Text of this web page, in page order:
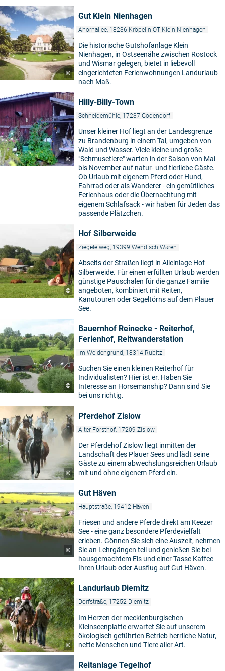
©
Gut Klein Nienhagen
Ahornallee, 18236 Kröpelin OT Klein Nienhagen
Die historische Gutshofanlage Klein
Nienhagen, in Ostseenähe zwischen Rostock
und Wismar gelegen, bietet in liebevoll
eingerichteten Ferienwohnungen Landurlaub
nach Maß.
©
Hilly-Billy-Town
Schneidemühle, 17237 Godendorf
Unser kleiner Hof liegt an der Landesgrenze
zu Brandenburg in einem Tal, umgeben von
Wald und Wasser. Viele kleine und große
"Schmusetiere" warten in der Saison von Mai
bis November auf natur- und tierliebe Gäste.
Ob Urlaub mit eigenem Pferd oder Hund,
Fahrrad oder als Wanderer - ein gemütliches
Ferienhaus oder die Übernachtung mit
eigenem Schlafsack - wir haben für Jeden das
passende Plätzchen.
©
Hof Silberweide
Ziegeleiweg, 19399 Wendisch Waren
Abseits der Straßen liegt in Alleinlage Hof
Silberweide. Für einen erfüllten Urlaub werden
günstige Pauschalen für die ganze Familie
angeboten, kombiniert mit Reiten,
Kanutouren oder Segeltörns auf dem Plauer
See.
©
Bauernhof Reinecke - Reiterhof,
Ferienhof, Reitwanderstation
Im Weidengrund, 18314 Rubitz
Suchen Sie einen kleinen Reiterhof für
Individualisten? Hier ist er. Haben Sie
Interesse an Horsemanship? Dann sind Sie
bei uns richtig.
©
Pferdehof Zislow
Alter Forsthof, 17209 Zislow
Der Pferdehof Zislow liegt inmitten der
Landschaft des Plauer Sees und lädt seine
Gäste zu einem abwechslungsreichen Urlaub
mit und ohne eigenem Pferd ein.
©
Gut Häven
Hauptstraße, 19412 Häven
Friesen und andere Pferde direkt am Keezer
See - eine ganz besondere Pferdevielfalt
erleben. Gönnen Sie sich eine Auszeit, nehmen
Sie an Lehrgängen teil und genießen Sie bei
hausgemachtem Eis und einer Tasse Kaffee
Ihren Urlaub oder Ausflug auf Gut Häven.
©
Landurlaub Diemitz
Dorfstraße, 17252 Diemitz
Im Herzen der mecklenburgischen
Kleinseenplatte erwartet Sie auf unserem
ökologisch geführten Betrieb herrliche Natur,
nette Menschen und Tiere aller Art.
Reitanlage Tegelhof